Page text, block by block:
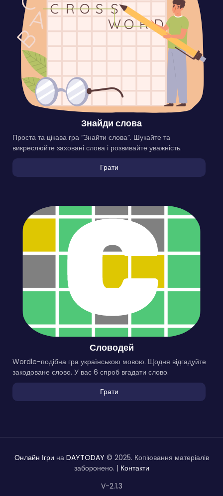
Знайди слова
Проста та цікава гра “Знайти слова”. Шукайте та
викреслюйте заховані слова і розвивайте уважність.
Грати
Словодей
Wordle-подібна гра українською мовою. Щодня відгадуйте
закодоване слово. У вас 6 спроб вгадати слово.
Грати
Онлайн Ігри на DAYTODAY © 2025. Копіювання матеріалів
заборонено. | Контакти
V-2.1.3